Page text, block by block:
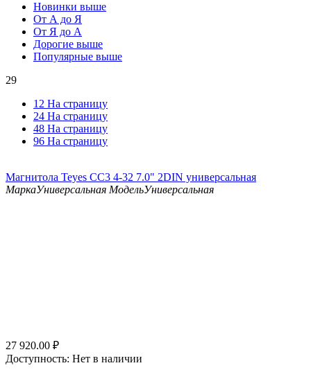
Новинки выше
От А до Я
От Я до А
Дорогие выше
Популярные выше
29
12 На страницу
24 На страницу
48 На страницу
96 На страницу
Магнитола Teyes CC3 4-32 7.0" 2DIN универсальная
МаркаУниверсальная МодельУниверсальная
27 920.00 ₽
Доступность: Нет в наличии